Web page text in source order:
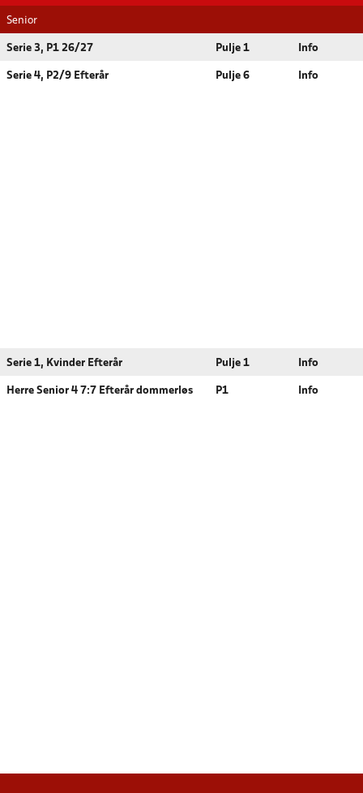
Senior
Serie 3, P1 26/27 Pulje 1 Info
Serie 4, P2/9 Efterår Pulje 6 Info
Serie 1, Kvinder Efterår Pulje 1 Info
Herre Senior 4 7:7 Efterår dommerløs P1 Info